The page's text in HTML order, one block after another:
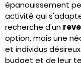
épanouissement
activité qui
recherche d'un
option, mais une
et individus
budget et de leur